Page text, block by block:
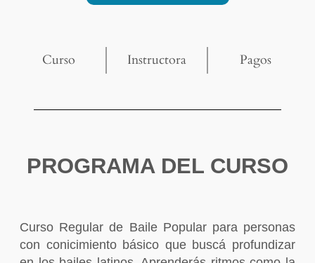
Curso Instructora Pagos
PROGRAMA DEL CURSO
Curso Regular de Baile Popular para personas
con conicimiento básico que buscá profundizar